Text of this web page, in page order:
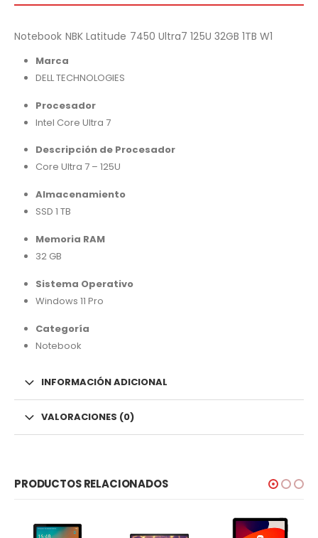
Notebook NBK Latitude 7450 Ultra7 125U 32GB 1TB W1
Marca
DELL TECHNOLOGIES
Procesador
Intel Core Ultra 7
Descripción de Procesador
Core Ultra 7 – 125U
Almacenamiento
SSD 1 TB
Memoria RAM
32 GB
Sistema Operativo
Windows 11 Pro
Categoría
Notebook
INFORMACIÓN ADICIONAL
VALORACIONES (0)
PRODUCTOS RELACIONADOS